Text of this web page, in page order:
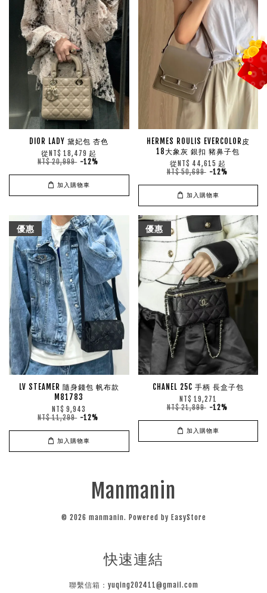
DIOR LADY 黛妃包 杏色
從 NT$ 18,479 起
NT$ 20,999 -12%
加入購物車
HERMES ROULIS EVERCOLOR皮
18大象灰 銀扣 豬鼻子包
從 NT$ 44,615 起
NT$ 50,699 -12%
加入購物車
優惠
LV STEAMER 隨身錢包 帆布款
M81783
NT$ 9,943
NT$ 11,299 -12%
加入購物車
優惠
CHANEL 25C 手柄 長盒子包
NT$ 19,271
NT$ 21,899 -12%
加入購物車
Manmanin
© 2026 manmanin. Powered by EasyStore
快速連結
聯繫信箱：yuqing202411@gmail.com